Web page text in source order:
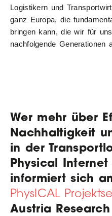
Logistikern und
ganz Europa, die
bringen kann, die wir für
nachfolgende Generationen
Wer mehr über
Nachhaltigkeit
in der
Physical
informiert sich
PhysICAL
Austria